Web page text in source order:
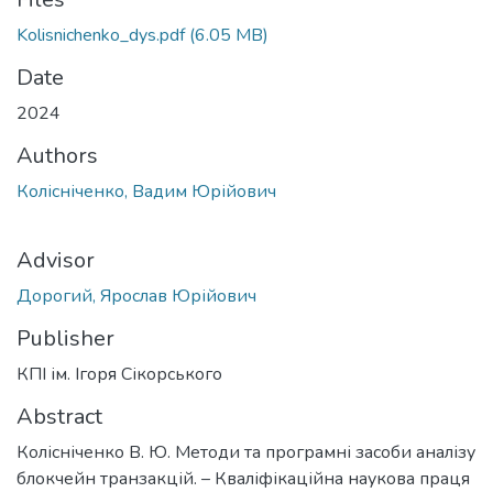
Kolisnichenko_dys.pdf(6.05 MB)
Date
2024
Authors
Колісніченко, Вадим Юрійович
Advisor
Дорогий, Ярослав Юрійович
Publisher
КПІ ім. Ігоря Сікорського
Abstract
Колісніченко В. Ю. Методи та програмні засоби аналізу
блокчейн транзакцій. – Кваліфікаційна наукова праця